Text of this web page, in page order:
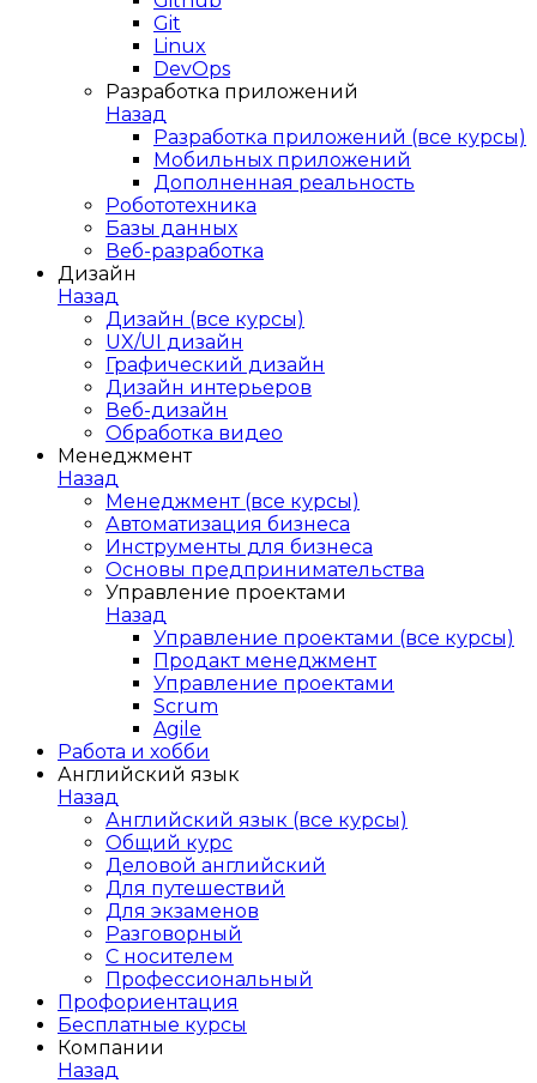
Git
Linux
DevOps
Разработка приложений
Назад
Разработка приложений (все курсы)
Мобильных приложений
Дополненная реальность
Робототехника
Базы данных
Веб-разработка
Дизайн
Назад
Дизайн (все курсы)
UX/UI дизайн
Графический дизайн
Дизайн интерьеров
Веб-дизайн
Обработка видео
Менеджмент
Назад
Менеджмент (все курсы)
Автоматизация бизнеса
Инструменты для бизнеса
Основы предпринимательства
Управление проектами
Назад
Управление проектами (все курсы)
Продакт менеджмент
Управление проектами
Scrum
Agile
Работа и хобби
Английский язык
Назад
Английский язык (все курсы)
Общий курс
Деловой английский
Для путешествий
Для экзаменов
Разговорный
С носителем
Профессиональный
Профориентация
Бесплатные курсы
Компании
Назад